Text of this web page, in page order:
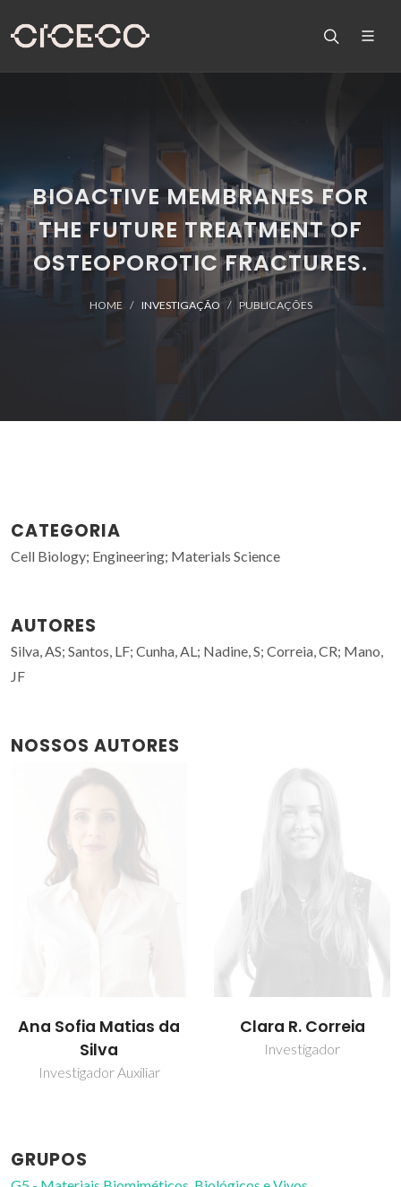
BIOACTIVE MEMBRANES FOR
THE FUTURE TREATMENT OF
OSTEOPOROTIC FRACTURES.
HOME INVESTIGAÇÃO PUBLICAÇÕES
CATEGORIA
Cell Biology; Engineering; Materials Science
AUTORES
Silva, AS; Santos, LF; Cunha, AL; Nadine, S; Correia, CR; Mano,
JF
NOSSOS AUTORES
Clara R. Correia
Investigador
João Mano
Professor Catedrático
GRUPOS